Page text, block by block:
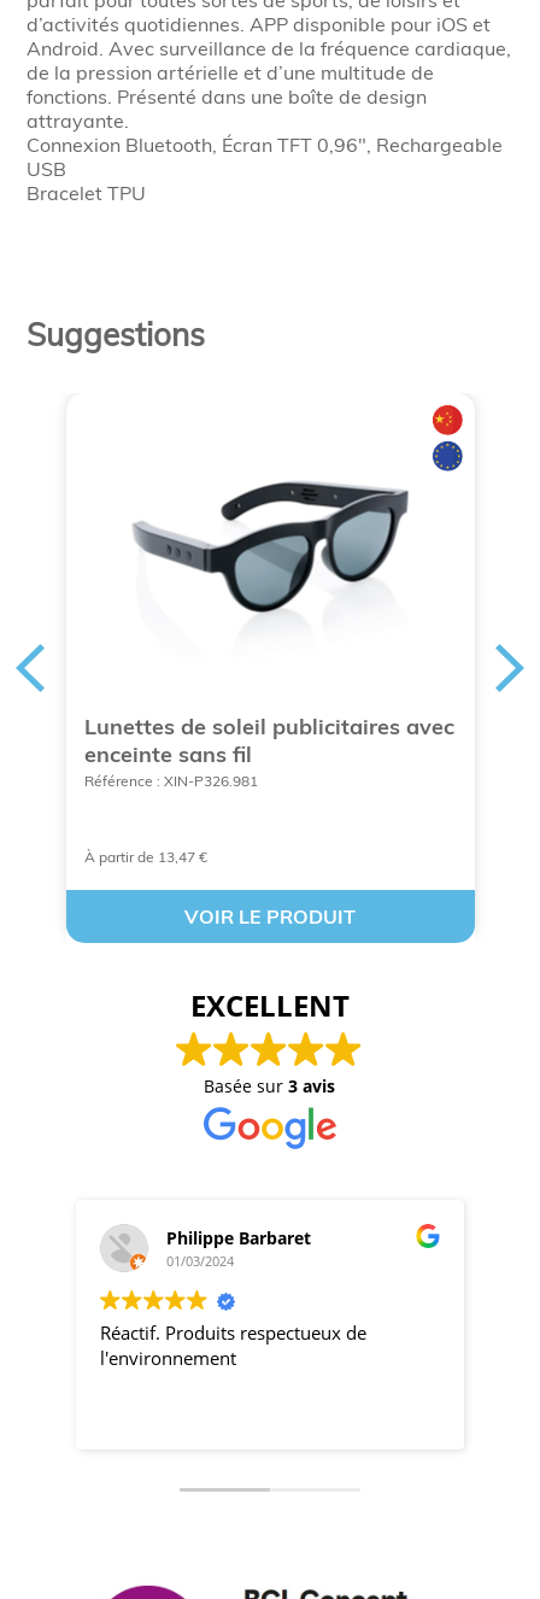
d’activités quotidiennes. APP disponible pour iOS et
Android. Avec surveillance de la fréquence cardiaque,
de la pression artérielle et d’une multitude de
fonctions. Présenté dans une boîte de design
attrayante.
Connexion Bluetooth, Écran TFT 0,96″, Rechargeable
USB
Bracelet TPU
Suggestions
Lunettes de soleil publicitaires avec
enceinte sans fil
Référence : XIN-P326.981
À partir de 13,47 €
VOIR LE PRODUIT
EXCELLENT
Basée sur3 avis
Philippe Barbaret
01/03/2024
Réactif. Produits respectueux de
l'environnement